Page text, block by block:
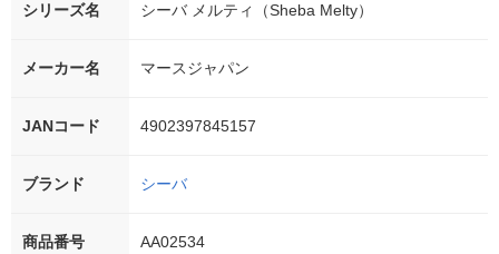
シリーズ名 シーバ メルティ（Sheba Melty）
メーカー名 マースジャパン
JANコード 4902397845157
ブランド シーバ
商品番号 AA02534